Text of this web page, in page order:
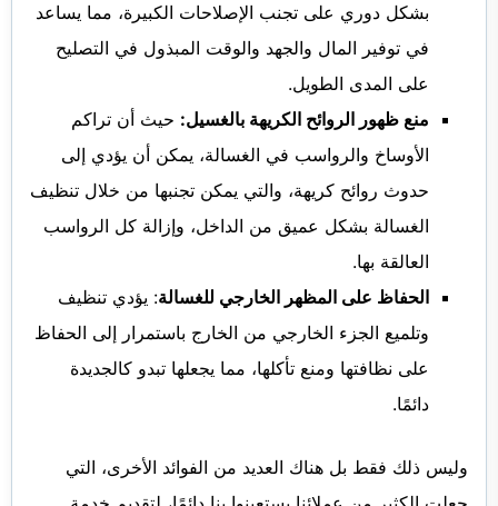
بشكل دوري على تجنب الإصلاحات الكبيرة، مما يساعد
في توفير المال والجهد والوقت المبذول في التصليح
على المدى الطويل.
منع ظهور الروائح الكريهة بالغسيل: حيث أن تراكم
الأوساخ والرواسب في الغسالة، يمكن أن يؤدي إلى
حدوث روائح كريهة، والتي يمكن تجنبها من خلال تنظيف
الغسالة بشكل عميق من الداخل، وإزالة كل الرواسب
العالقة بها.
الحفاظ على المظهر الخارجي للغسالة: يؤدي تنظيف
وتلميع الجزء الخارجي من الخارج باستمرار إلى الحفاظ
على نظافتها ومنع تأكلها، مما يجعلها تبدو كالجديدة
دائمًا.
وليس ذلك فقط بل هناك العديد من الفوائد الأخرى، التي